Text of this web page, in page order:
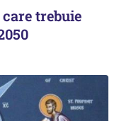
trebuie